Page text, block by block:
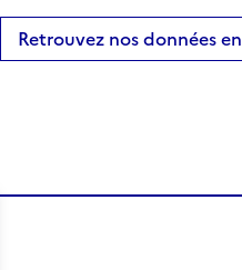
Retrouvez nos données